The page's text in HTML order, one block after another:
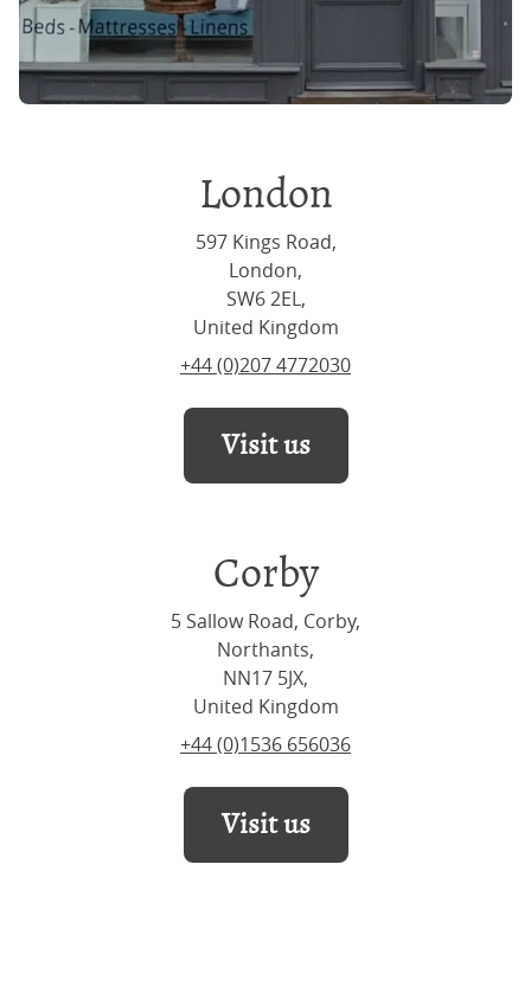
London
597 Kings Road,
London,
SW6 2EL,
United Kingdom
+44 (0)207 4772030
Visit us
Corby
5 Sallow Road, Corby,
Northants,
NN17 5JX,
United Kingdom
+44 (0)1536 656036
Visit us